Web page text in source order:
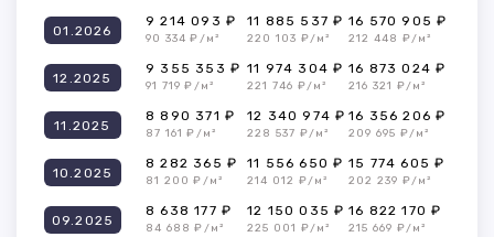
01.2026
9 214 093 ₽
90 334 ₽/м²
11 885 537 ₽
220 103 ₽/м²
16 570 905 ₽
212 448 ₽/м²
12.2025
9 355 353 ₽
91 719 ₽/м²
11 974 304 ₽
221 746 ₽/м²
16 873 024 ₽
216 321 ₽/м²
11.2025
8 890 371 ₽
87 161 ₽/м²
12 340 974 ₽
228 537 ₽/м²
16 356 206 ₽
209 695 ₽/м²
10.2025
8 282 365 ₽
81 200 ₽/м²
11 556 650 ₽
214 012 ₽/м²
15 774 605 ₽
202 239 ₽/м²
09.2025
8 638 177 ₽
84 688 ₽/м²
12 150 035 ₽
225 001 ₽/м²
16 822 170 ₽
215 669 ₽/м²